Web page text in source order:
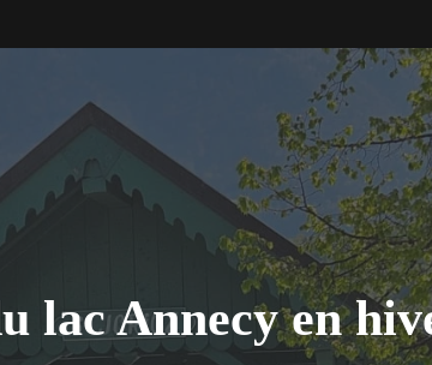
lac Annecy en